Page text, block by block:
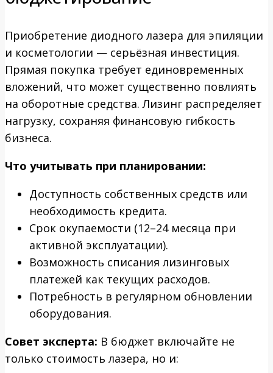
Приобретение диодного лазера для эпиляции
и косметологии — серьёзная инвестиция.
Прямая покупка требует единовременных
вложений, что может существенно повлиять
на оборотные средства. Лизинг распределяет
нагрузку, сохраняя финансовую гибкость
бизнеса.
Что учитывать при планировании:
Доступность собственных средств или
необходимость кредита.
Срок окупаемости (12–24 месяца при
активной эксплуатации).
Возможность списания лизинговых
платежей как текущих расходов.
Потребность в регулярном обновлении
оборудования.
Совет эксперта: В бюджет включайте не
только стоимость лазера, но и: